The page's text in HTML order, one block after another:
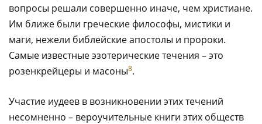
вопросы решали совершенно иначе, чем христиане.
Им ближе были греческие философы, мистики и
маги, нежели библейские апостолы и пророки.
Самые известные эзотерические течения – это
розенкрейцеры и масоны8.
Участие иудеев в возникновении этих течений
несомненно – вероучительные книги этих обществ